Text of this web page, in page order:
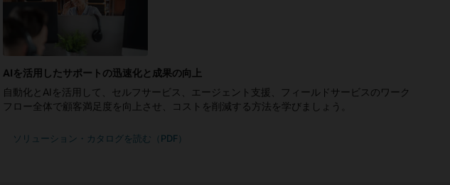
AIを活用したサポートの迅速化と成果の向上
自動化とAIを活用して、セルフサービス、エージェント支援、フィールドサービスのワーク
フロー全体で顧客満足度を向上させ、コストを削減する方法を学びましょう。
ソリューション・カタログを読む（PDF）